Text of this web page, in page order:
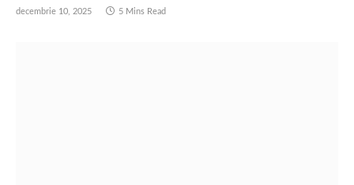
decembrie 10, 2025 5 Mins Read